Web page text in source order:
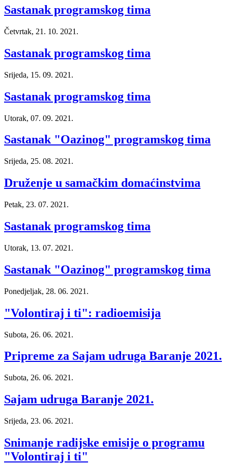
Sastanak programskog tima
Četvrtak, 21. 10. 2021.
Sastanak programskog tima
Srijeda, 15. 09. 2021.
Sastanak programskog tima
Utorak, 07. 09. 2021.
Sastanak "Oazinog" programskog tima
Srijeda, 25. 08. 2021.
Druženje u samačkim domaćinstvima
Petak, 23. 07. 2021.
Sastanak programskog tima
Utorak, 13. 07. 2021.
Sastanak "Oazinog" programskog tima
Ponedjeljak, 28. 06. 2021.
"Volontiraj i ti": radioemisija
Subota, 26. 06. 2021.
Pripreme za Sajam udruga Baranje 2021.
Subota, 26. 06. 2021.
Sajam udruga Baranje 2021.
Srijeda, 23. 06. 2021.
Snimanje radijske emisije o programu
"Volontiraj i ti"